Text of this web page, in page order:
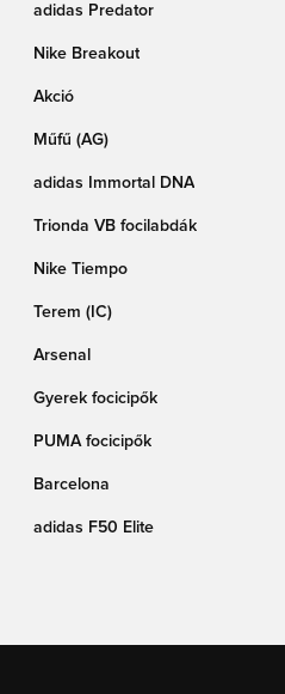
adidas Predator
Nike Breakout
Akció
Műfű (AG)
adidas Immortal DNA
Trionda VB focilabdák
Nike Tiempo
Terem (IC)
Arsenal
Gyerek focicipők
PUMA focicipők
Barcelona
adidas F50 Elite